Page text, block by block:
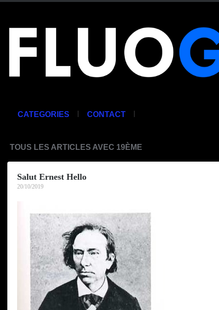
CATEGORIES | CONTACT |
TOUS LES ARTICLES AVEC 19ÈME
Salut Ernest Hello
20/10/2019